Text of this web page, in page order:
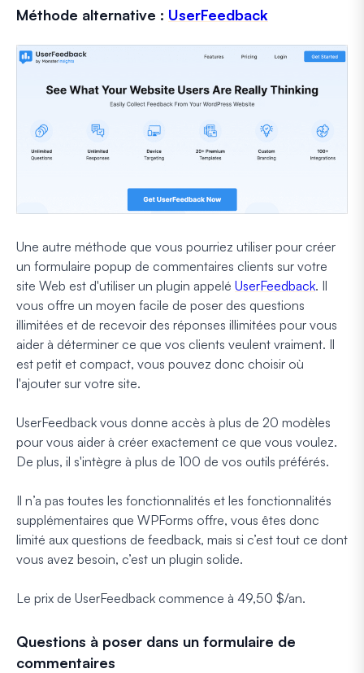
Méthode alternative : UserFeedback
Une autre méthode que vous pourriez utiliser pour créer
un formulaire popup de commentaires clients sur votre
site Web est d'utiliser un plugin appelé UserFeedback. Il
vous offre un moyen facile de poser des questions
illimitées et de recevoir des réponses illimitées pour vous
aider à déterminer ce que vos clients veulent vraiment. Il
est petit et compact, vous pouvez donc choisir où
l'ajouter sur votre site.
UserFeedback vous donne accès à plus de 20 modèles
pour vous aider à créer exactement ce que vous voulez.
De plus, il s'intègre à plus de 100 de vos outils préférés.
Il n’a pas toutes les fonctionnalités et les fonctionnalités
supplémentaires que WPForms offre, vous êtes donc
limité aux questions de feedback, mais si c’est tout ce dont
vous avez besoin, c’est un plugin solide.
Le prix de UserFeedback commence à 49,50 $/an.
Questions à poser dans un formulaire de
commentaires